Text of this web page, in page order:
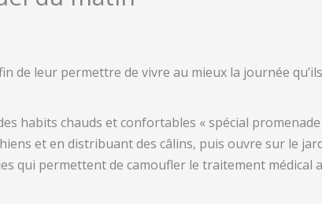
de leur permettre de vivre au mieux la journée
habits chauds et confortables « spécial promenade
et en distribuant des câlins, puis ouvre sur le
qui permettent de camoufler le traitement médical